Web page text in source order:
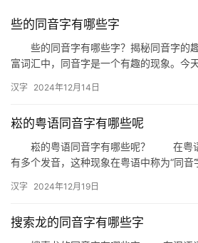
词
音
些的同音字有哪些字
些的同音字有哪些字？揭秘同音字
富词汇中，同音字是一个有趣的现象。今
汉字 2024年12月14日
崧的粤语同音字有哪些呢
崧的粤语同音字有哪些呢？ 在粤语
有多个发音，这种现象在粤语中称为“同音
汉字 2024年12月19日
搜索龙的同音字有哪些字